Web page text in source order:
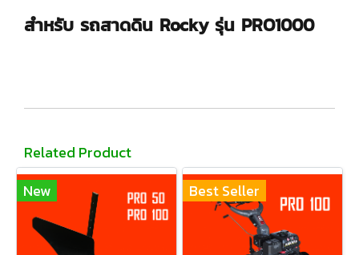
สำหรับ รถสาดดิน Rocky รุ่น PRO1000
Related Product
New
Best Seller